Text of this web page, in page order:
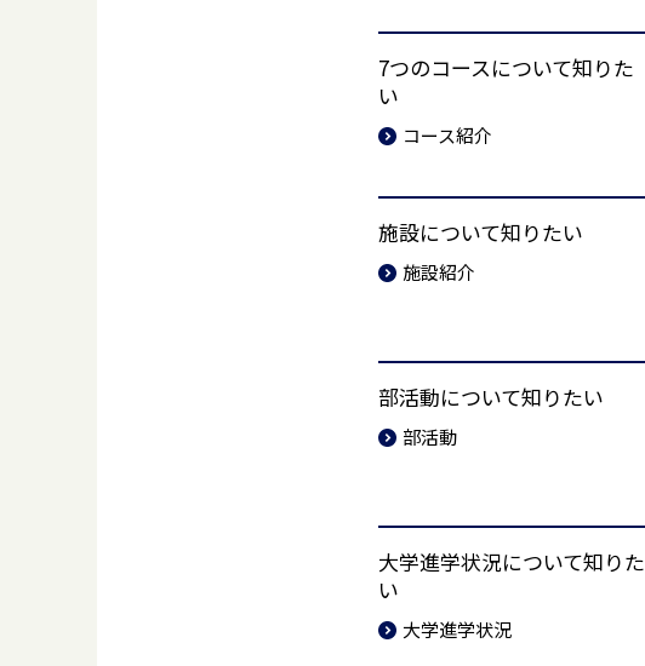
7つのコースについて知りた
い
コース紹介
施設について知りたい
施設紹介
部活動について知りたい
部活動
大学進学状況について知りた
い
大学進学状況